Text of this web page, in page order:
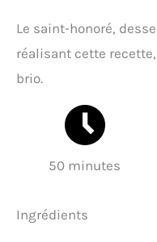
Le saint-honoré,
réalisant cette
brio.
50 minutes
Ingrédients